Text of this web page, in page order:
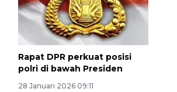
Rapat DPR perkuat posisi
polri di bawah Presiden
28 Januari 2026 09:11